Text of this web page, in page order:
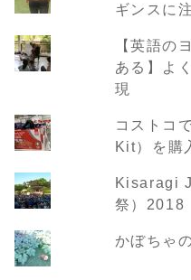
ギンスに
【英語の
ある】よ
現
コストコ
Kit）を購
Kisaragi
祭）2018
かぼちゃ